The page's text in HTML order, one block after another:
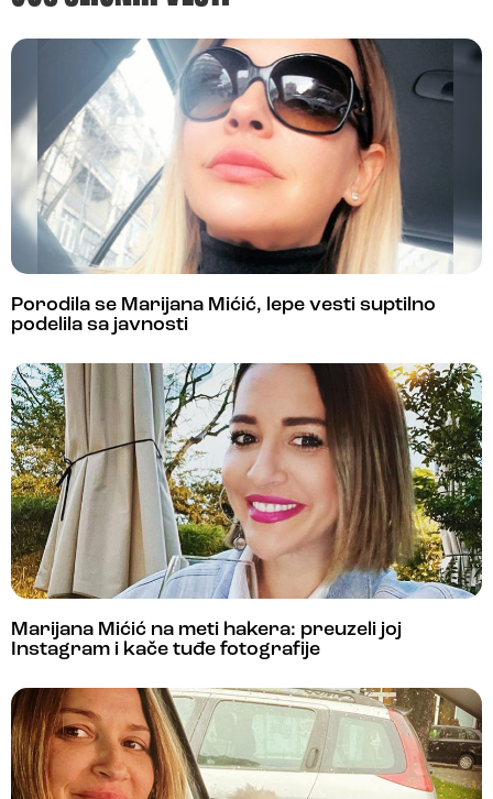
Porodila se Marijana Mićić, lepe vesti suptilno
podelila sa javnosti
Marijana Mićić na meti hakera: preuzeli joj
Instagram i kače tuđe fotografije